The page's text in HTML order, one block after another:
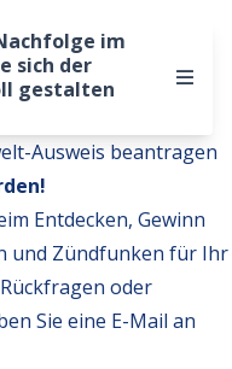
im
sich der
gestalten
Wachstumswelt
Gemeinschaft,
Ausweis beantragen
Entdecken, Gewinn
und Zündfunken für Ihr
oder
Sie eine E-Mail an